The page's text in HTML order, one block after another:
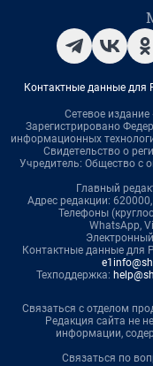
Контактные данные для
Сетевое
Зарегистрировано
информационных
Свидетельство о
Учредитель: Общество с
Главный
Адрес редакции:
Телефоны
WhatsApp,
Контактные данные для
Техподдержка:
Связаться с отделом
Редакция сайта не
информации,
Связаться по